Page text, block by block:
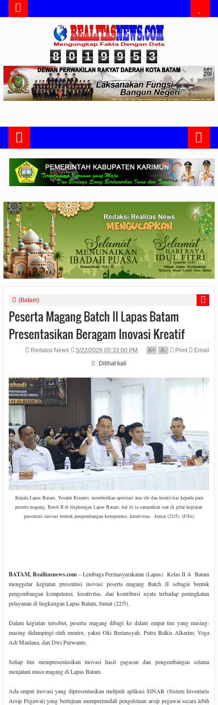
8 0 1 9 9 5 3
(Batam)
Peserta Magang Batch II Lapas Batam
Presentasikan Beragam Inovasi Kreatif
Redaksi News 5/22/2026 05:33:00 PM A+ A- Print
Email
Dilihat kali
Kepala Lapas Batam, Yosafat Rizanto, memberikan apresiasi atas ide dan kreativitas kepada para
peserta magang.Batch IIdi lingkungan Lapas Batam, hal iti ia sampaikan saat di gelarkegiatan
presentasi inovasi bentuk pengembangan kompetensi, kreativitas, Jumat (22/5). (F/Ist)
BATAM, Realitasnews.com– Lembaga Permasyarakatan (Lapas) Kelas II A Batam
menggelar kegiatan presentasi inovasi peserta magang Batch II sebagai bentuk
pengembangan kompetensi, kreativitas, dan kontribusi nyata terhadap peningkatan
pelayanan di lingkungan Lapas Batam, Jumat (22/5).
Dalam kegiatan tersebut, peserta magang dibagi ke dalam empat tim yang masing-
masing didampingi oleh mentor, yakni Oki Beriansyah, Putra Balkis Alkarim, Vega
Adi Maulana, dan Dwi Purwanto.
Setiap tim mempresentasikan inovasi hasil gagasan dan pengembangan selama
menjalani masa magang di Lapas Batam.
Ada empat inovasi yang dipresentasikan meliputi aplikasi SINAR (Sistem Inventaris
Arsip Pegawai) yang bertujuan mempermudah pengelolaan arsip pegawai secara lebih